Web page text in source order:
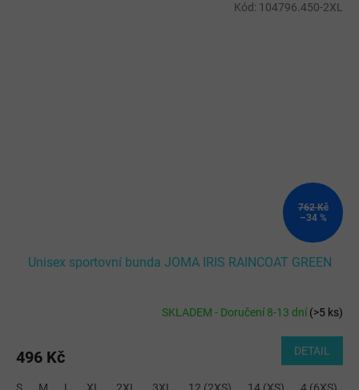
762 Kč
–34 %
Unisex sportovní bunda JOMA IRIS RAINCOAT GREEN
SKLADEM - Doručení 8-13 dní(>5 ks)
496 Kč DETAIL
S M L XL 2XL 3XL 12 (2XS) 14 (XS) 4 (6XS)
Kód: 104796.450-2XL